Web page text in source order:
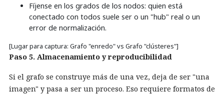
Fíjense en los grados de los nodos: quien está
conectado con todos suele ser o un "hub" real o un
error de normalización.
[Lugar para captura: Grafo "enredo" vs Grafo "clústeres"]
Paso 5. Almacenamiento y reproducibilidad
Si el grafo se construye más de una vez, deja de ser "una
imagen" y pasa a ser un proceso. Eso requiere formatos de